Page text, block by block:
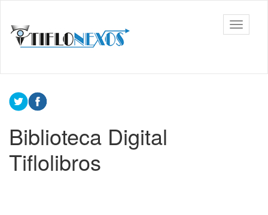
contenido
principal
Tiflonexos
barra
Contenido
principal
Biblioteca Digital
Tiflolibros